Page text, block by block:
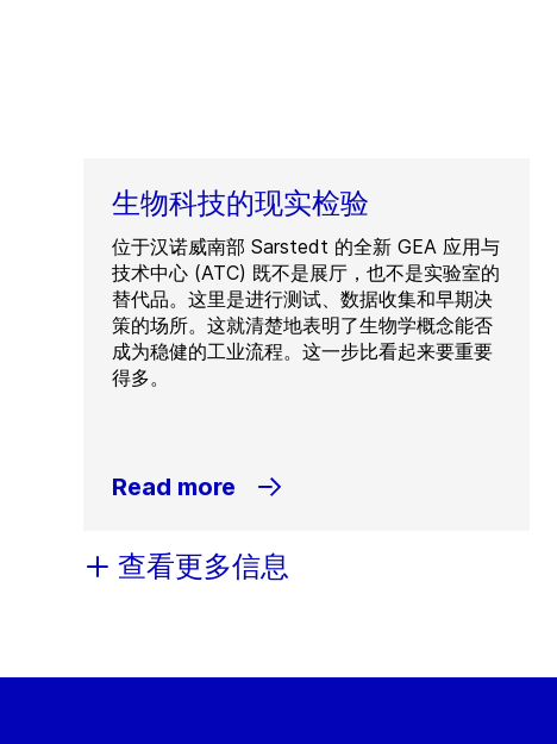
生物科技的现实检验
位于汉诺威南部 Sarstedt 的全新 GEA 应用与
技术中心 (ATC) 既不是展厅，也不是实验室的
替代品。这里是进行测试、数据收集和早期决
策的场所。这就清楚地表明了生物学概念能否
成为稳健的工业流程。这一步比看起来要重要
得多。
Read more
查看更多信息